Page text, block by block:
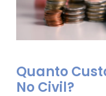
Quanto
No Civil?